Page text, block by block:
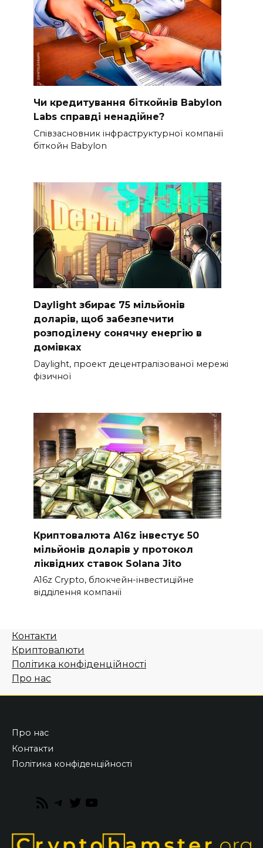
Чи кредитування біткойнів Babylon
Labs справді ненадійне?
Співзасновник інфраструктурної компанії
біткойн Babylon
Daylight збирає 75 мільйонів
доларів, щоб забезпечити
розподілену сонячну енергію в
домівках
Daylight, проект децентралізованої мережі
фізичної
Криптовалюта A16z інвестує 50
мільйонів доларів у протокол
ліквідних ставок Solana Jito
A16z Crypto, блокчейн-інвестиційне
відділення компанії
Контакти
Криптовалюти
Політика конфіденційності
Про нас
Про нас
Контакти
Політика конфіденційності
RSS
Telegram
Twitter